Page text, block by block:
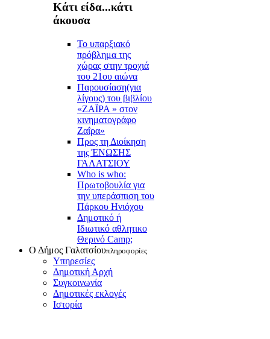
Κάτι είδα...κάτι
άκουσα
Το υπαρξιακό
πρόβλημα της
χώρας στην τροχιά
του 21ου αιώνα
Παρουσίαση(για
λίγους) του βιβλίου
«ΖΑΪΡΑ » στον
κινηματογράφο
Ζαΐρα»
Προς τη Διοίκηση
της ΈΝΩΣΗΣ
ΓΑΛΑΤΣΙΟΥ
Who is who:
Πρωτοβουλία για
την υπεράσπιση του
Πάρκου Ηνιόχου
Δημοτικό ή
Ιδιωτικό αθλητικο
Θερινό Camp;
Ο Δήμος Γαλατσίουπληροφορίες
Υπηρεσίες
Δημοτική Αρχή
Συγκοινωνία
Δημοτικές εκλογές
Ιστορία